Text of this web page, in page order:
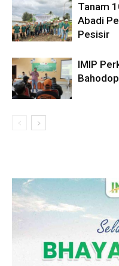
Tanam
Abadi
Pesisir
IMIP